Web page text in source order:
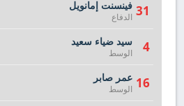
31 فينسنت إمانويل
الدفاع
4 سيد ضياء سعيد
الوسط
16 عمر صابر
الوسط